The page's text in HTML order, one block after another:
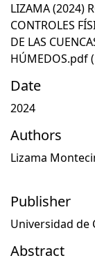
LIZAMA (2024)
CONTROLES
DE LAS
HÚMEDOS.pdf
Date
2024
Authors
Lizama
Publisher
Universidad de
Abstract